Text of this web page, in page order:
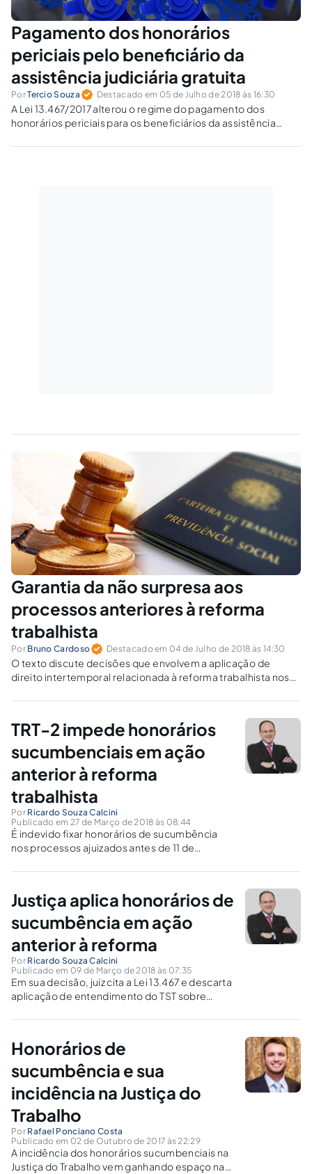
Pagamento dos honorários
periciais pelo beneficiário da
assistência judiciária gratuita
PorTercio Souza Destacado em 05 de Julho de 2018 às 16:30
A Lei 13.467/2017 alterou o regime do pagamento dos
honorários periciais para os beneficiários da assistência
traz subjacente a noção de que será conferida ao perito a
Garantia da não surpresa aos
processos anteriores à reforma
trabalhista
Por Bruno Cardoso Destacado em 04 de Julho de 2018 às 14:30
O texto discute decisões que envolvem a aplicação de
direito intertemporal relacionada à reforma trabalhista nos
periciais
TRT-2 impede honorários
sucumbenciais em ação
anterior à reforma
trabalhista
Por Ricardo Souza Calcini
Publicado em 27 de Março de 2018 às 08:44
É indevido fixar honorários de sucumbência
nos processos ajuizados antes de 11 de
reforma trabalhista.
Justiça aplica honorários de
sucumbência em ação
anterior à reforma
Por Ricardo Souza Calcini
Publicado em 09 de Março de 2018 às 07:35
Em sua decisão, juiz cita a Lei 13.467 e descarta
aplicação de entendimento do TST sobre
Honorários de
sucumbência e sua
incidência na Justiça do
Trabalho
Por Rafael Ponciano Costa
Publicado em 02 de Outubro de 2017 às 22:29
A incidência dos honorários sucumbenciais na
Justiça do Trabalho vem ganhando espaço na